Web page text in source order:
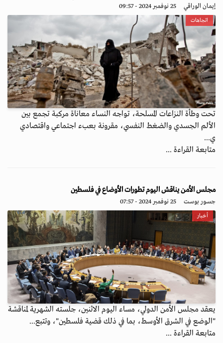
إيمان الوراقي 25 نوفمبر 2024 - 09:57
اتجاهات
تحت وطأة النزاعات المسلحة، تواجه النساء معاناة مركبة تجمع بين
الألم الجسدي والضغط النفسي، مقرونة بعبء اجتماعي واقتصادي
ي...
متابعة القراءة ...
مجلس الأمن يناقش اليوم تطورات الأوضاع في فلسطين
جسور بوست 25 نوفمبر 2024 - 07:57
أخبار
يعقد مجلس الأمن الدولي، مساء اليوم الاثنين، جلسته الشهرية لمناقشة
"الوضع في الشرق الأوسط، بما في ذلك قضية فلسطين"، وتتبع...
متابعة القراءة ...